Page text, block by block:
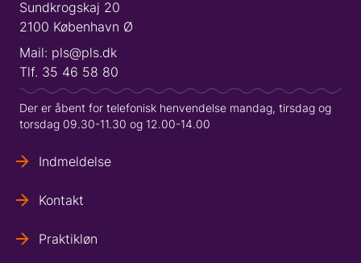
Sundkrogskaj 20
2100 København Ø
Mail: pls@pls.dk
Tlf. 35 46 58 80
Der er åbent for telefonisk henvendelse mandag, tirsdag og
torsdag 09.30-11.30 og 12.00-14.00
Indmeldelse
Kontakt
Praktikløn